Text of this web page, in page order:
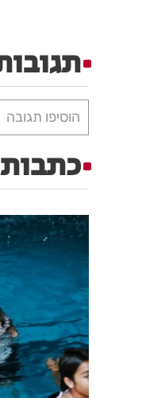
הוסיפו תגובה